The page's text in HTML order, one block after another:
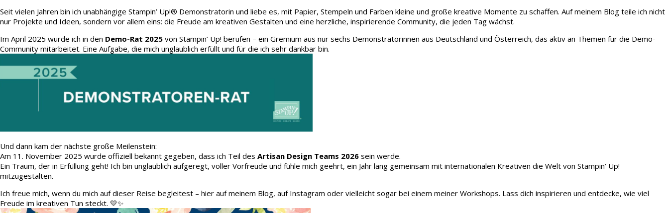
Seit vielen Jahren bin ich unabhängige Stampin’ Up!® Demonstratorin und liebe es, mit Papier, Stempeln und Farben kleine und große kreative Momente zu schaffen. Auf meinem Blog teile ich nicht
nur Projekte und Ideen, sondern vor allem eins: die Freude am kreativen Gestalten und eine herzliche, inspirierende Community, die jeden Tag wächst.
Im April 2025 wurde ich in den Demo-Rat 2025 von Stampin’ Up! berufen – ein Gremium aus nur sechs Demonstratorinnen aus Deutschland und Österreich, das aktiv an Themen für die Demo-
Community mitarbeitet. Eine Aufgabe, die mich unglaublich erfüllt und für die ich sehr dankbar bin.
Und dann kam der nächste große Meilenstein:
Am 11. November 2025 wurde offiziell bekannt gegeben, dass ich Teil des Artisan Design Teams 2026 sein werde.
Ein Traum, der in Erfüllung geht! Ich bin unglaublich aufgeregt, voller Vorfreude und fühle mich geehrt, ein Jahr lang gemeinsam mit internationalen Kreativen die Welt von Stampin’ Up!
mitzugestalten.
Ich freue mich, wenn du mich auf dieser Reise begleitest – hier auf meinem Blog, auf Instagram oder vielleicht sogar bei einem meiner Workshops. Lass dich inspirieren und entdecke, wie viel
Freude im kreativen Tun steckt. 💛✨